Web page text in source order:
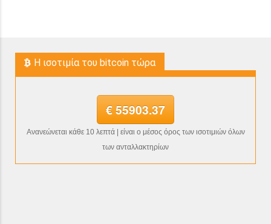
H ισοτιμία του bitcoin τώρα
€ 55903.37
Ανανεώνεται κάθε 10 λεπτά | είναι ο μέσος όρος των ισοτιμιών όλων
των ανταλλακτηρίων